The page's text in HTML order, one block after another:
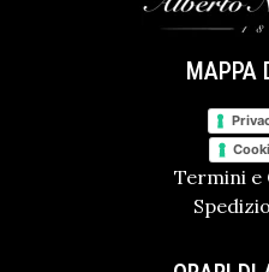
MAPPA
Termini e